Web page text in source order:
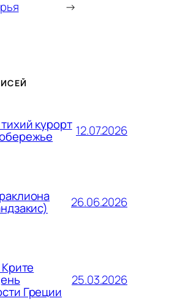
→
курорт 12.07.2026
26.06.2026
Греции
25.03.2026